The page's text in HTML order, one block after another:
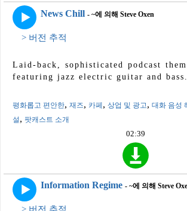
News Chill - ~에 의해 Steve Oxen
> 버전 추적
Laid-back, sophisticated podcast
featuring jazz electric guitar and bass.
평화롭고 편안한, 재즈, 카페, 상업 및 광고 , 대화 음성
설, 팟캐스트 소개
02:39
Information Regime - ~에 의해 Steve